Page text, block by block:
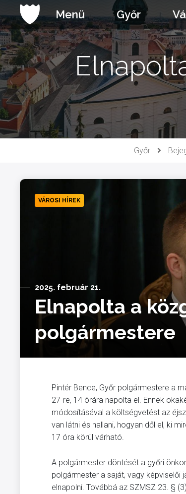
a
tartalomhoz
Menü Győr
Győr
VÁROSI HÍREK
2025. február 21.
Elnapolta a
polgármestere
Pintér Bence, Győr polgármestere a
27-re, 14 órára napolta el. Ennek
módosításával a költségvetést az
van látni és hallani, hogyan dől el, ki
17 óra körül várható.
A polgármester döntését a győri
polgármester a saját, vagy képviselői
elnapolni. Továbbá az SZMSZ 23. §